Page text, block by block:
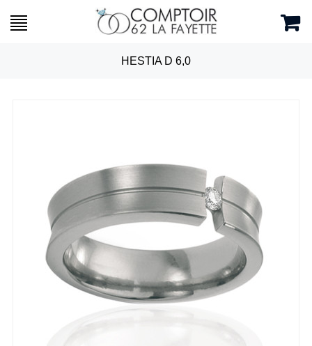
HESTIA D 6,0